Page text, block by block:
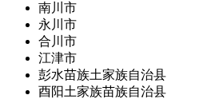
南川市
永川市
合川市
江津市
彭水苗族土家族自治县
酉阳土家族苗族自治县